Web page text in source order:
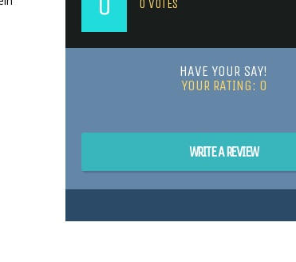
0 VOTES
HAVE YOUR SAY!
YOUR RATING: 0
WRITE A REVIEW